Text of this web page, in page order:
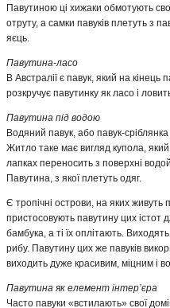
Павутиною ці хижаки обмотують
отруту, а самки павуків плетуть з
яєць.
Павутина-ласо
В Австралії є павук, який на кінець
розкручує павутинку як ласо і
Павутина під водою
Водяний павук, або павук-
Житло таке має вигляд купола,
лапках переносить з поверхні
Павутина, з якої плетуть одяг.
Є тропічні острови, на яких живуть
пристосовують павутину цих
бамбука, а ті їх оплітають.
рибу. Павутину цих же павуків
виходить дуже красивим, міцним і
Павутина як елемент інтер’єра
Часто павуки «встилають» свої